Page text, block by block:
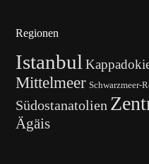
Regionen
Istanbul
Mittelmeer Schwarzmeer-
Südostanatolien
Ägäis